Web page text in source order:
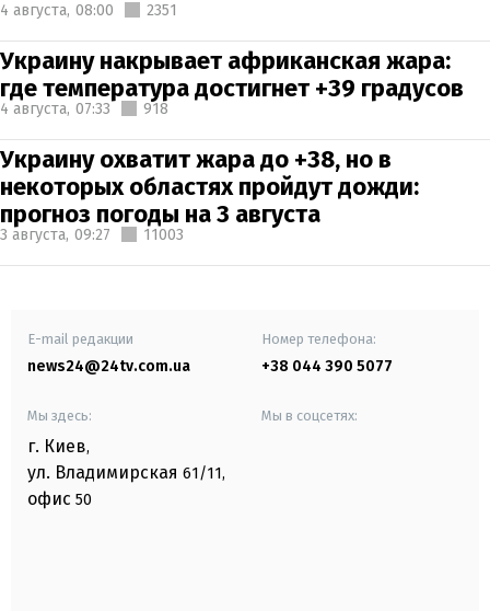
4 августа, 08:00 2351
Украину накрывает африканская жара:
где температура достигнет +39 градусов
4 августа, 07:33 918
Украину охватит жара до +38, но в
некоторых областях пройдут дожди:
прогноз погоды на 3 августа
3 августа, 09:27 11003
E-mail редакции
news24@24tv.com.ua
Номер телефона:
+38 044 390 5077
Мы здесь:
г. Киев,
ул. Владимирская 61/11,
офис 50
Мы в соцсетях: